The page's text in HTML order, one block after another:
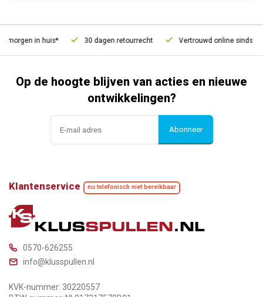
in huis* 30 dagen retourrecht Vertrouwd online sinds 2006
Op de hoogte blijven van acties en nieuwe
ontwikkelingen?
Abonneer
Klantenservice nu telefonisch niet bereikbaar
0570-626255
info@klusspullen.nl
KVK-nummer: 30220557